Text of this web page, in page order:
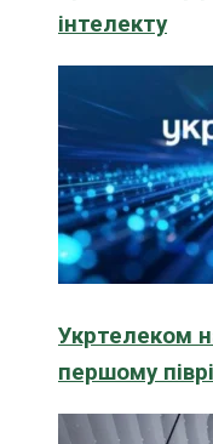
інтелекту
Укртелеком
першому